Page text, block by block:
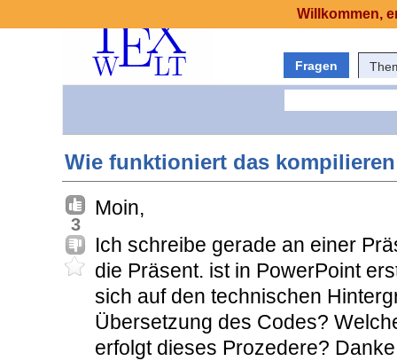
Fragen
Wie funktioniert das
3
Moin,
Ich schreibe gerade an einer
die Präsent. ist in PowerPoint
sich auf den technischen
Übersetzung des Codes?
erfolgt dieses Prozedere?
Willkommen,